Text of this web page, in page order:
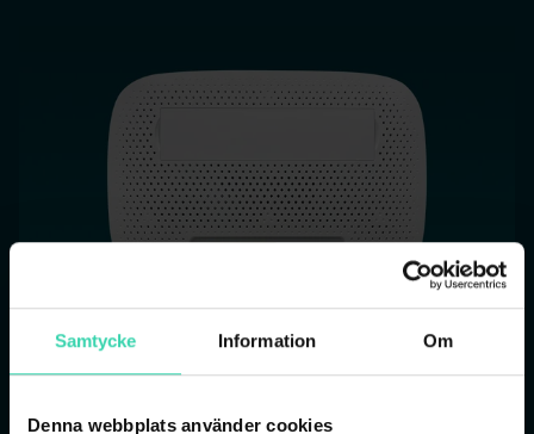
Samtycke Information Om
Denna webbplats använder cookies